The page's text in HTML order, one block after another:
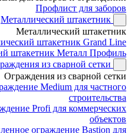
Профлист для заборов
Металлический штакетник
Металлический штакетник
штакетник Grand Line
штакетник Металл Профиль
из сварной сетки
Ограждения из сварной сетки
Medium для частного
строительства
Profi для коммерческих
объектов
ограждение Bastion для